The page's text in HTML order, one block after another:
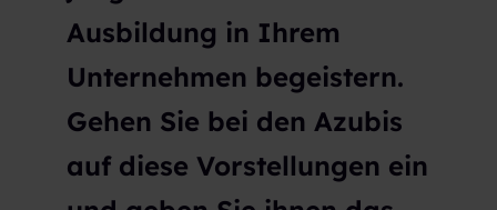
Ausbildung in Ihrem
Unternehmen begeistern.
Gehen Sie bei den Azubis
auf diese Vorstellungen ein